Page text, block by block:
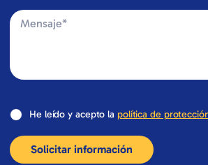
He leído y acepto la política de